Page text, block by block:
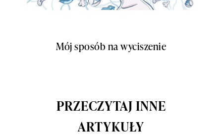
Mój sposób na wyciszenie
PRZECZYTAJ INNE
ARTYKUŁY